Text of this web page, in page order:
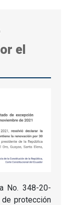
el
No. 348-20-
protección